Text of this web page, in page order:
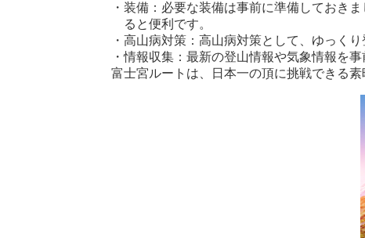
・装備：必要な装備は事前に準備しておき
ると便利です。
・高山病対策：高山病対策として、ゆっく
・情報収集：最新の登山情報や気象情報を
富士宮ルートは、日本一の頂に挑戦できる